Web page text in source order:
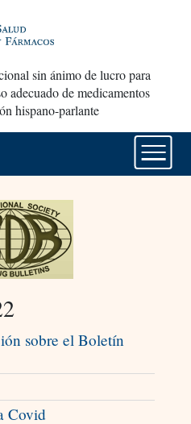
sin ánimo de lucro para
adecuado de medicamentos
hispano-parlante
sobre el Boletín
Covid